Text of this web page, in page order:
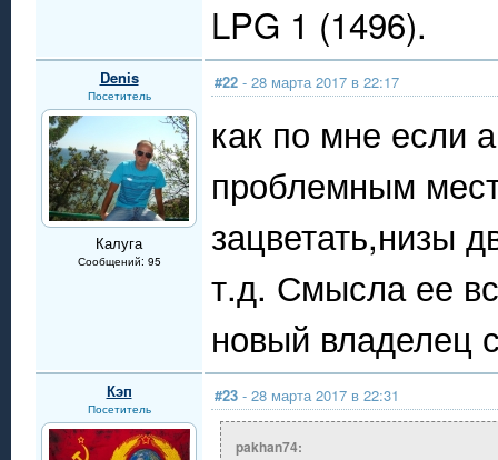
LPG 1 (1496).
Denis
Посетитель
Калуга
Сообщений: 95
#22 - 28 марта 2017 в 22:17
как по мне если
проблемным
зацветать,низы
т.д. Смысла ее
новый владелец
Кэп
Посетитель
#23 - 28 марта 2017 в 22:31
pakhan74: